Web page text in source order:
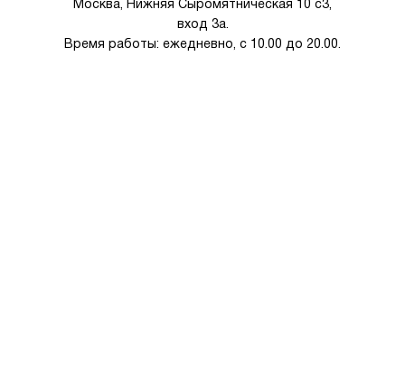
Москва, Нижняя Сыромятническая 10 с3,
вход 3а.
Время работы: ежедневно, с 10.00 до 20.00.